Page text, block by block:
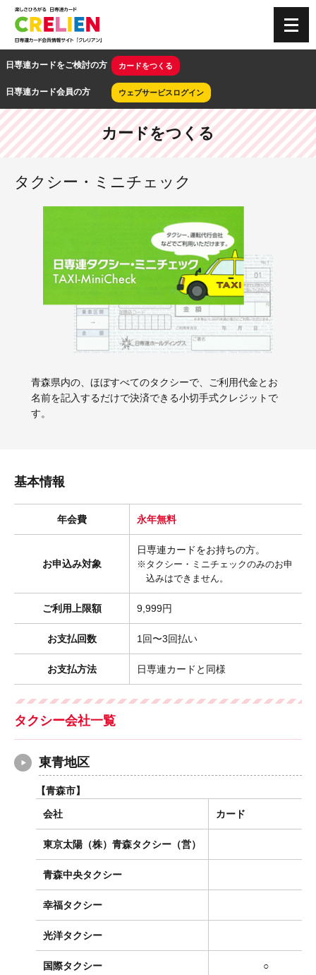
CRELIEN |
日専連カードをご検討の方 カードをつくる
日専連カード会員の方 ウェブサービスログイン
カードをつくる
タクシー・ミニチェック
青森県内の、ほぼすべてのタクシーで、ご利用代金とお
名前を記入するだけで決済できる小切手式クレジットで
す。
基本情報
年会費 永年無料
お申込み対象
日専連カードをお持ちの方。
タクシー・ミニチェックのみのお申
込みはできません。
ご利用上限額 9,999円
お支払回数 1回〜3回払い
お支払方法 日専連カードと同様
タクシー会社一覧
東青地区
【青森市】
会社 カード
東京太陽（株）青森タクシー（営）
青森中央タクシー
幸福タクシー
光洋タクシー
国際タクシー ○